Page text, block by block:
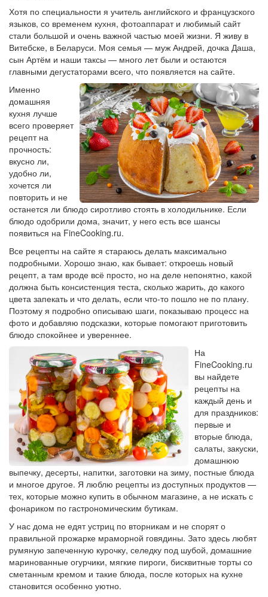
Хотя по специальности я учитель английского и французского
языков, со временем кухня, фотоаппарат и любимый сайт
стали большой и очень важной частью моей жизни. Я живу в
Витебске, в Беларуси. Моя семья — муж Андрей, дочка Даша,
сын Артём и наши таксы — много лет были и остаются
главными дегустаторами всего, что появляется на сайте.
Именно
домашняя
кухня лучше
всего проверяет
рецепт на
прочность:
вкусно ли,
удобно ли,
хочется ли
повторить и не
останется ли блюдо сиротливо стоять в холодильнике. Если
блюдо одобрили дома, значит, у него есть все шансы
появиться на FineCooking.ru.
Все рецепты на сайте я стараюсь делать максимально
подробными. Хорошо знаю, как бывает: откроешь новый
рецепт, а там вроде всё просто, но на деле непонятно, какой
должна быть консистенция теста, сколько жарить, до какого
цвета запекать и что делать, если что-то пошло не по плану.
Поэтому я подробно описываю шаги, показываю процесс на
фото и добавляю подсказки, которые помогают приготовить
блюдо спокойнее и увереннее.
На
FineCooking.ru
вы найдете
рецепты на
каждый день и
для праздников:
первые и
вторые блюда,
салаты, закуски,
домашнюю
выпечку, десерты, напитки, заготовки на зиму, постные блюда
и многое другое. Я люблю рецепты из доступных продуктов —
тех, которые можно купить в обычном магазине, а не искать с
фонариком по гастрономическим бутикам.
У нас дома не едят устриц по вторникам и не спорят о
правильной прожарке мраморной говядины. Зато здесь любят
румяную запеченную курочку, селедку под шубой, домашние
маринованные огурчики, мягкие пироги, бисквитные торты со
сметанным кремом и такие блюда, после которых на кухне
становится особенно уютно.